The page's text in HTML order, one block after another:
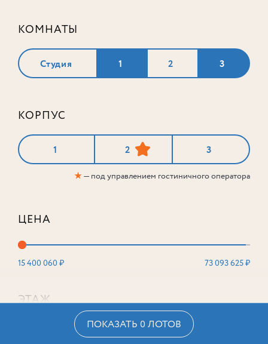
КОМНАТЫ
Студия 1 2 3
КОРПУС
1 2 3
★— под управлением гостиничного оператора
ЦЕНА
15 400 060 ₽ 73 093 625 ₽
ЭТАЖ
ПОКАЗАТЬ 0 ЛОТОВ